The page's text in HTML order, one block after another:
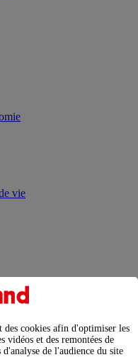
vie
des appareils
électrique
: concentrer les
performances
des cookies afin d'optimiser les
vidéos et des remontées de
de l'audience du site